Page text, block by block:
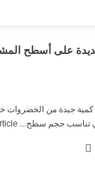
على أسطح
جيدة من الخضروات
تناسب حجم سطح...